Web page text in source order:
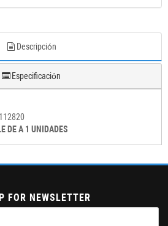
Descripción
Especificación
DE A 1 UNIDADES
FOR NEWSLETTER